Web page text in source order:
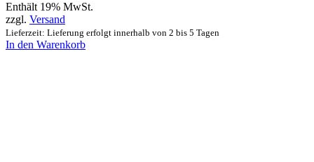
Enthält 19% MwSt.
zzgl. Versand
Lieferzeit: Lieferung erfolgt innerhalb von 2 bis 5 Tagen
In den Warenkorb